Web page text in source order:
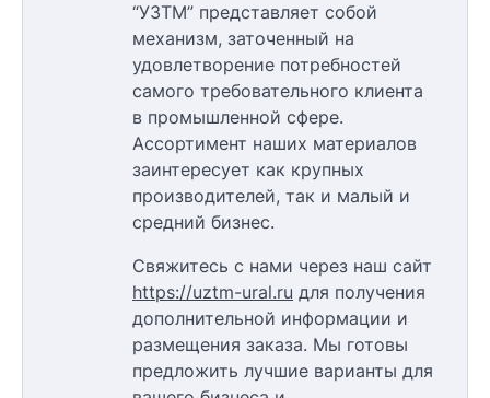
“УЗТМ” представляет собой
механизм, заточенный на
удовлетворение потребностей
самого требовательного клиента
в промышленной сфере.
Ассортимент наших материалов
заинтересует как крупных
производителей, так и малый и
средний бизнес.
Свяжитесь с нами через наш сайт
https://uztm-ural.ru для получения
дополнительной информации и
размещения заказа. Мы готовы
предложить лучшие варианты для